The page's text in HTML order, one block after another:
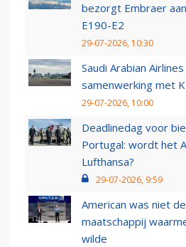
bezorgt Embraer
E190-E2
29-07-2026, 10:30
Saudi Arabian
samenwerking met
29-07-2026, 10:00
Deadlinedag voor
Portugal: wordt het
Lufthansa?
29-07-2026, 9:59
American was niet
maatschappij
wilde